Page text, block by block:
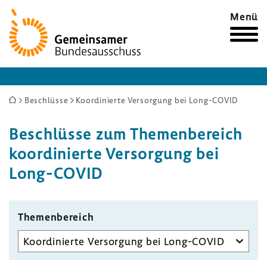
Zur
Startseite
Menü
Sie
hier:
Beschlüsse Koordinierte Versorgung bei Long-COVID
Beschlüsse zum Themen­be­reich
koor­di­nierte Versor­gung bei
Long-​COVID
Themen­be­reich
Unterausschuss
auswählen